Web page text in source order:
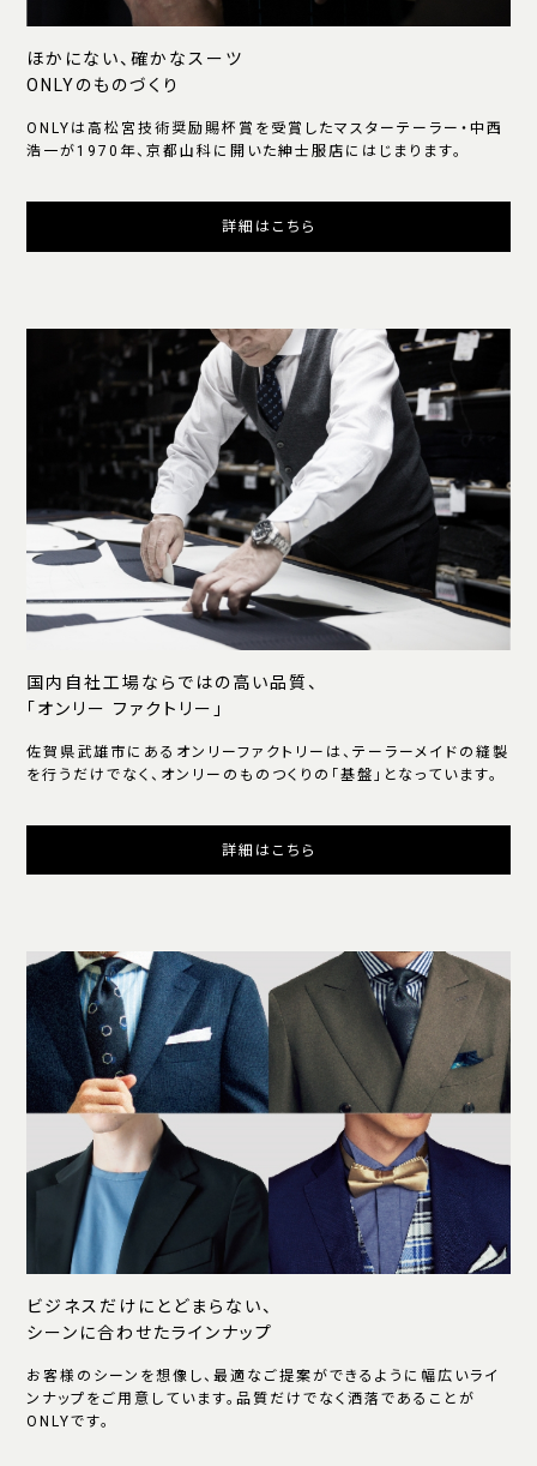
ほかにない、確かなスーツ
ONLYのものづくり
ONLYは高松宮技術奨励賜杯賞を受賞したマスターテーラー・中西
浩一が1970年、京都山科に開いた紳士服店にはじまります。
詳細はこちら
国内自社工場ならではの高い品質、
「オンリー ファクトリー」
佐賀県武雄市にあるオンリーファクトリーは、テーラーメイドの縫製
を行うだけでなく、オンリーのものつくりの「基盤」となっています。
詳細はこちら
ビジネスだけにとどまらない、
シーンに合わせたラインナップ
お客様のシーンを想像し、最適なご提案ができるように幅広いライ
ンナップをご用意しています。品質だけでなく洒落であることが
ONLYです。